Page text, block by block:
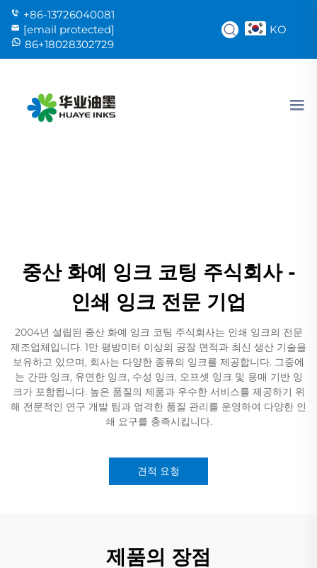
+86-13726040081
[email protected]
86+18028302729
KO
중산 화예 잉크 코팅 주식회사 -
인쇄 잉크 전문 기업
2004년 설립된 중산 화예 잉크 코팅 주식회사는 인쇄 잉크의 전문
제조업체입니다. 1만 평방미터 이상의 공장 면적과 최신 생산 기술을
보유하고 있으며, 회사는 다양한 종류의 잉크를 제공합니다. 그중에
는 간판 잉크, 유연한 잉크, 수성 잉크, 오프셋 잉크 및 용매 기반 잉
크가 포함됩니다. 높은 품질의 제품과 우수한 서비스를 제공하기 위
해 전문적인 연구 개발 팀과 엄격한 품질 관리를 운영하여 다양한 인
쇄 요구를 충족시킵니다.
견적 요청
제품의 장점